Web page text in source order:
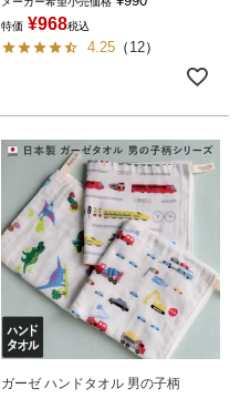
特価 ¥968税込
4.25 （ 12）
ガーゼ ハンドタオル 男の子柄